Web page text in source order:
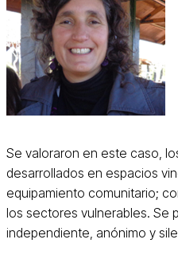
Se valoraron en este caso,
desarrollados en espacios
equipamiento comunitario;
los sectores vulnerables. Se
independiente, anónimo y